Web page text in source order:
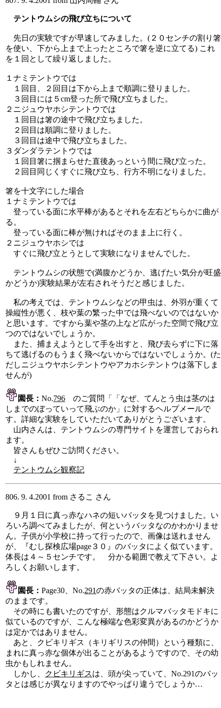
テントウムシの飛び立ちについて
先日の実験ですが早速してみました。(２０センチの割り箸
を使い、下から上まで上ったところで箸を逆に立てる) これ
を１回として繰り返しました。
１ナミテントウでは
１回目、２回目は下から上まで順調に登りました。
３回目には５cm登った所で飛び立ちました。
２ニジュウヤホシテントウでは
１回目は箸の途中で飛び立ちました。
２回目は順調に登りました。
３回目は途中で飛び立ちました。
３ダンダラテントウでは
１回目箸に掴まらせた直後あっという間に飛び立った。
２回目同じくすぐに飛び立ち、行方不明になりました。
箸を十文字にした場合
１ナミテントウでは
登っている面に水平棒があるとそれを左右どちらかに曲が
る。
登っている面に棒が無ければそのまま上に行く。
２ニジュウヤホシでは
すぐに飛び立とうとして実験になりませんでした。
テントウムシの状態で(満腹かどうか、逃げたい気分が旺盛
かどうか)実験結果が左右されそうだと感じました。
私の考えでは、テントウムシなどの甲虫は、外羽が重くて
操縦性が悪く、枝や葉の繁った中では飛べないのではないか
と思います。ですから葉や茎の上など広がった空間で飛び立
つのではないでしょうか。
また、捕まえようとして手を出すと、飛び去らずに下に落
ちて逃げるのもうまく飛べないからではないでしょうか。(た
だしニジュウヤホシテントウやアカホシテントウは落下しま
せんが)
園長： No.796 のご質問「「なぜ、てんとう虫は茎のは
しまでのぼっていって飛ぶのか」に対するヘルプメールで
す。詳細な実験をしていただいてありがとうございます。
山内さんは、テントウムシの専門サイトを運営しておられ
ます。
皆さんもぜひご訪問ください。
↓
テントウムシ観察記
806. 9. 4.2001 from さるこ さん
９月１日に真っ赤なハネの短いバッタを見つけました。い
ろいろ調べてみましたが、何というバッタなのかわかりませ
ん。子供が小学校に持って行ったので、画像は送れません
が、『むし探検広場page３０』のバッタによく似ています。
体長は４～５センチです。 分かる範囲で教えて下さい。よ
ろしくお願いします。
園長： Page30、No.291の赤バッタの正体は、結局未解決
のままです。
その時にも書いたのですが、形態はクルマバッタモドキに
似ているのですが、こんな極端な色彩変異があるのかどうか
は定かではありません。
あと、クビキリギス（キリギリスの仲間）という種類に、
まれに真っ赤な個体が出ることがあるようですので、その幼
虫かもしれません。
しかし、
クビキリギスは、頭が尖っていて、No.291のバッ
タとは感じが異なりますのでやっぱり違うでしょうか…